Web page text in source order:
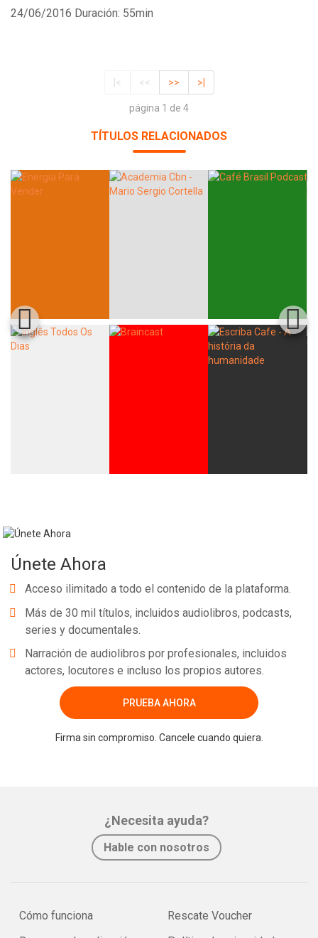
24/06/2016 Duración: 55min
|< << >> >|
página 1 de 4
TÍTULOS RELACIONADOS
Únete Ahora
Acceso ilimitado a todo el contenido de la plataforma.
Más de 30 mil títulos, incluidos audiolibros, podcasts,
series y documentales.
Narración de audiolibros por profesionales, incluidos
actores, locutores e incluso los propios autores.
PRUEBA AHORA
Firma sin compromiso. Cancele cuando quiera.
¿Necesita ayuda?
Hable con nosotros
Cómo funciona
Rescate Voucher